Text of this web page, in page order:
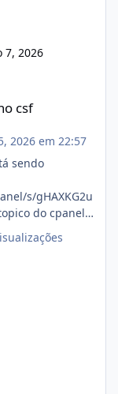
7, 2026
csf
2026 em 22:57
sendo
s/gHAXKG2u
do cpanel...
da.